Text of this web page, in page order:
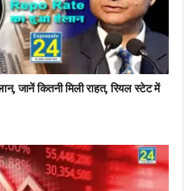
जानें कितनी मिली राहत, रियल स्टेट में